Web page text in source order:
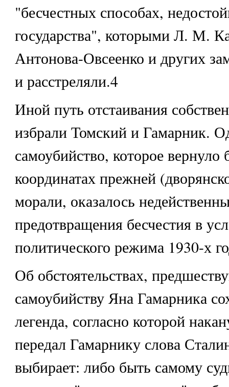
"бесчестных способах,
государства", которыми Л. М.
Антонова-Овсеенко и других
и расстреляли.4
Иной путь отстаивания
избрали Томский и Гамарник.
самоубийство, которое
координатах прежней
морали, оказалось
предотвращения бесчестия в
политического режима 1930-х
Об обстоятельствах,
самоубийству Яна Гамарника
легенда, согласно которой
передал Гамарнику слова
выбирает: либо быть самому